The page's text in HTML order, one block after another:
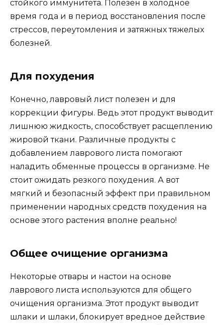
стойкого иммунитета. Полезен в холодное
время года и в период восстановления после
стрессов, переутомления и затяжных тяжелых
болезней.
Для похудения
Конечно, лавровый лист полезен и для
коррекции фигуры. Ведь этот продукт выводит
лишнюю жидкость, способствует расщеплению
жировой ткани. Различные продукты с
добавлением лаврового листа помогают
наладить обменные процессы в организме. Не
стоит ожидать резкого похудения. А вот
мягкий и безопасный эффект при правильном
применении народных средств похудения на
основе этого растения вполне реально!
Общее очищение организма
Некоторые отвары и настои на основе
лаврового листа используются для общего
очищения организма. Этот продукт выводит
шлаки и шлаки, блокирует вредное действие